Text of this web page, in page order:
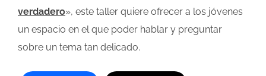
verdadero», este taller quiere ofrecer a los jóvenes
un espacio en el que poder hablar y preguntar
sobre un tema tan delicado.